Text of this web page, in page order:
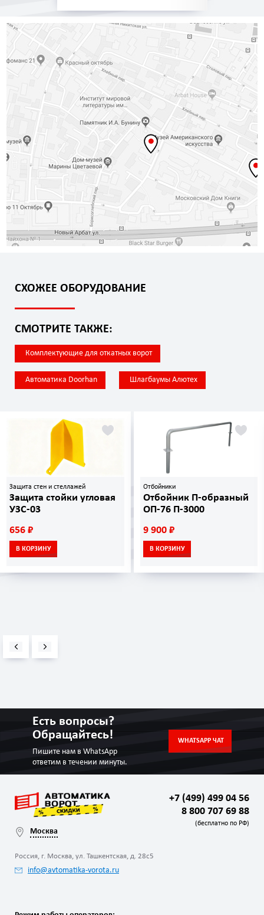
СХОЖЕЕ ОБОРУДОВАНИЕ
СМОТРИТЕ ТАКЖЕ:
Комплектующие для откатных ворот
Автоматика Doorhan Шлагбаумы Алютех
Защита стен и стеллажей
Защита стойки угловая
УЗС-03
656 ₽
В КОРЗИНУ
Отбойники
Отбойник П-образный
ОП-76 П-3000
9 900 ₽
В КОРЗИНУ
Есть вопросы?
Обращайтесь!
Пишите нам в WhatsApp
ответим в течении минуты.
WHATSAPP ЧАТ
Москва
Россия, г. Москва, ул. Ташкентская, д. 28с5
info@avtomatika-vorota.ru
+7 (499) 499 04 56
8 800 707 69 88
(бесплатно по РФ)